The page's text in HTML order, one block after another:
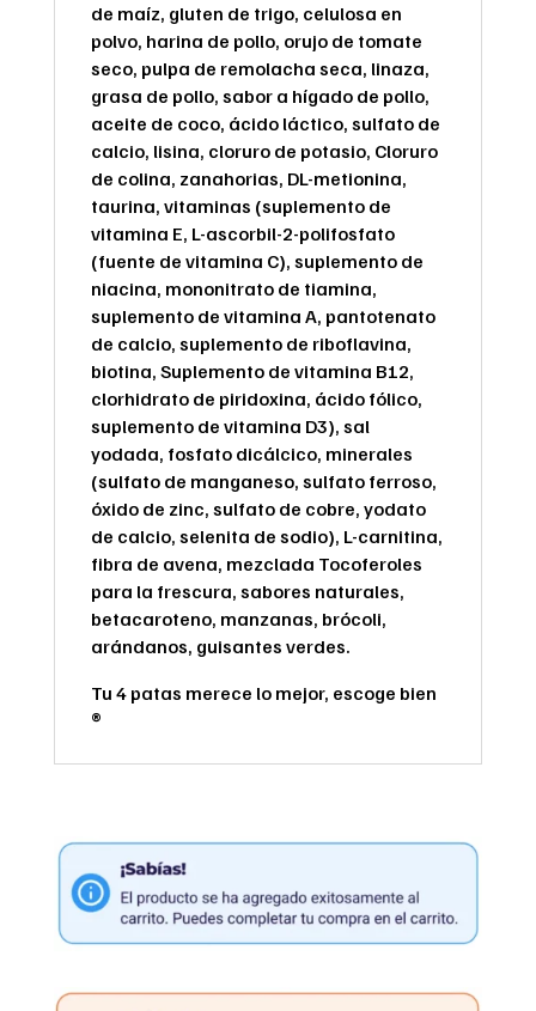
de maíz, gluten de trigo, celulosa en
polvo, harina de pollo, orujo de tomate
seco, pulpa de remolacha seca, linaza,
grasa de pollo, sabor a hígado de pollo,
aceite de coco, ácido láctico, sulfato de
calcio, lisina, cloruro de potasio, Cloruro
de colina, zanahorias, DL-metionina,
taurina, vitaminas (suplemento de
vitamina E, L-ascorbil-2-polifosfato
(fuente de vitamina C), suplemento de
niacina, mononitrato de tiamina,
suplemento de vitamina A, pantotenato
de calcio, suplemento de riboflavina,
biotina, Suplemento de vitamina B12,
clorhidrato de piridoxina, ácido fólico,
suplemento de vitamina D3), sal
yodada, fosfato dicálcico, minerales
(sulfato de manganeso, sulfato ferroso,
óxido de zinc, sulfato de cobre, yodato
de calcio, selenita de sodio), L-carnitina,
fibra de avena, mezclada Tocoferoles
para la frescura, sabores naturales,
betacaroteno, manzanas, brócoli,
arándanos, guisantes verdes.
Tu 4 patas merece lo mejor, escoge bien
®